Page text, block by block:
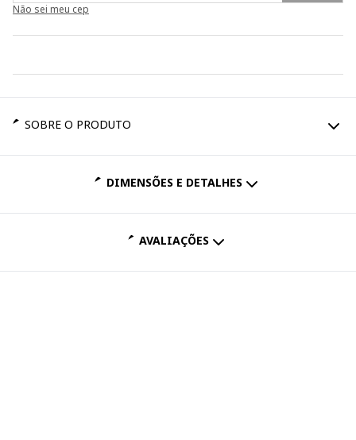
Não sei meu cep
SOBRE O PRODUTO
DIMENSÕES E DETALHES
AVALIAÇÕES